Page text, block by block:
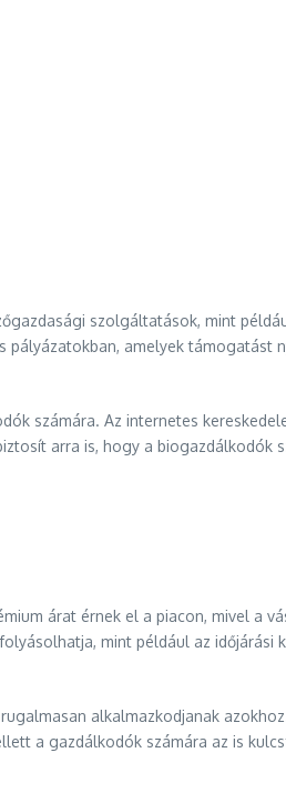
szolgáltatások, mint
amelyek támogatást
számára. Az internetes
arra is, hogy a biogazdálkodók
árat érnek el a piacon, mivel a
mint például az időjárási
alkalmazkodjanak
a gazdálkodók számára az is